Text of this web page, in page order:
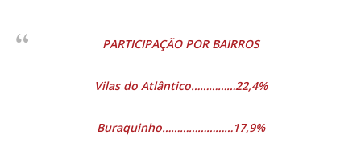
PARTICIPAÇÃO POR BAIRROS
Vilas do Atlântico……………22,4%
Buraquinho……………………17,9%